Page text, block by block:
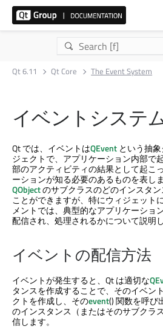
Qt 6.11 Qt Core The Event System
イベントシステ
Qt では、イベントはQEvent という抽
ジェクトで、アプリケーション内部で
部のアクティビティの結果として起こ
ーションが知る必要のあるものを表し
QObjectのサブクラスのどのインスタ
ことができますが、特にウィジェット
メントでは、典型的なアプリケーショ
配信され、処理されるかについて説明し
イベントの配信方法
イベントが発生すると、Qt は適切な
タンスを作成することで、そのイベン
クトを作成し、そのevent() 関数を呼び
のインスタンス（またはそのサブクラ
信します。